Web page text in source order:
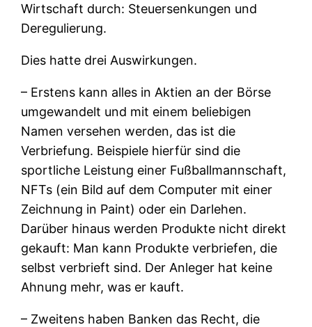
Wirtschaft durch: Steuersenkungen und
Deregulierung.
Dies hatte drei Auswirkungen.
– Erstens kann alles in Aktien an der Börse
umgewandelt und mit einem beliebigen
Namen versehen werden, das ist die
Verbriefung. Beispiele hierfür sind die
sportliche Leistung einer Fußballmannschaft,
NFTs (ein Bild auf dem Computer mit einer
Zeichnung in Paint) oder ein Darlehen.
Darüber hinaus werden Produkte nicht direkt
gekauft: Man kann Produkte verbriefen, die
selbst verbrieft sind. Der Anleger hat keine
Ahnung mehr, was er kauft.
– Zweitens haben Banken das Recht, die